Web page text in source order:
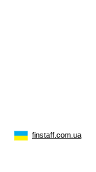
finstaff.com.ua